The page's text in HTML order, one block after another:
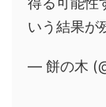
いう結果が
— 餅の木